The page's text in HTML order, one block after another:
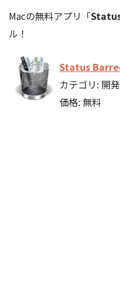
Macの無料アプリ「
ル！
Status
カテゴリ: 開
価格: 無料